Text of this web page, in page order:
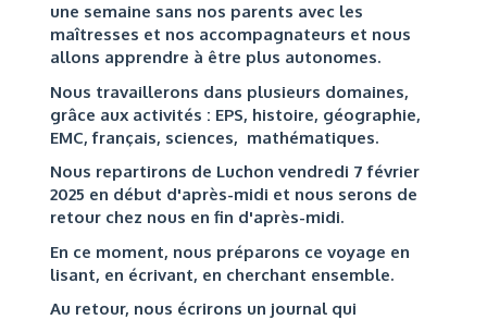
une semaine sans nos parents avec les
maîtresses et nos accompagnateurs et nous
allons apprendre à être plus autonomes.
Nous travaillerons dans plusieurs domaines,
grâce aux activités : EPS, histoire, géographie,
EMC, français, sciences, mathématiques.
Nous repartirons de Luchon vendredi 7 février
2025 en début d'après-midi et nous serons de
retour chez nous en fin d'après-midi.
En ce moment, nous préparons ce voyage en
lisant, en écrivant, en cherchant ensemble.
Au retour, nous écrirons un journal qui